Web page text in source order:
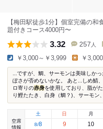
【梅田駅徒歩1分】個室完備の
題付きコース4000円〜
3.32 257 人
￥3,000～￥3,999 ￥
...ですが、鯛、サーモンは美味しか
ぽさが否めないかな。 あと...しめ鯖
ロ寄りの赤身を使用しており、脂が
り鰹たたき、白身（鯛？)、サーモン
空席
情報
土
8/8
日
9
月
10